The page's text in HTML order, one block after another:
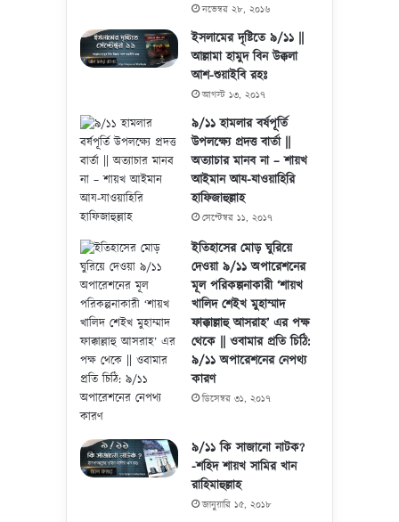
নভেম্বর ২৮, ২০১৬
ইসলামের দৃষ্টিতে ৯/১১ ||
আল্লামা হামুদ বিন উক্কলা
আশ-শুয়াইবি রহঃ
আগস্ট ১৩, ২০১৭
৯/১১ হামলার বর্ষপূর্তি
উপলক্ষ্যে প্রদত্ত বার্তা ||
অত্যাচার মানব না – শায়খ
আইমান আয-যাওয়াহিরি
হাফিজাহুল্লাহ
সেপ্টেম্বর ১১, ২০১৭
ইতিহাসের মোড় ঘুরিয়ে
দেওয়া ৯/১১ অপারেশনের
মূল পরিকল্পনাকারী ‘শায়খ
খালিদ শেইখ মুহাম্মাদ
ফাক্কাল্লাহু আসরাহ’ এর পক্ষ
থেকে || ওবামার প্রতি চিঠি:
৯/১১ অপারেশনের নেপথ্য
কারণ
ডিসেম্বর ৩১, ২০১৭
৯/১১ কি সাজানো নাটক?
-শহিদ শায়খ সামির খান
রাহিমাহুল্লাহ
জানুয়ারি ১৫, ২০১৮